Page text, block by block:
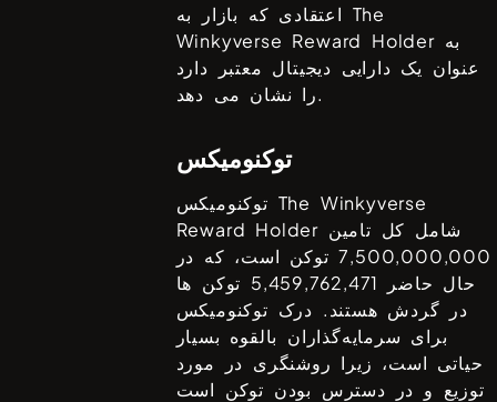
The
Winkyverse Reward Holderبه
عنوان یک دارایی دیجیتال معتبر دارد
را نشان می دهد.
توکنومیکس
The Winkyverse
Reward Holder شامل کل تامین
7,500,000,000توکن است، که در
حال حاضر 5,459,762,471 توکن ها
در گردش هستند. درک توکنومیکس
برای سرمایه‌گذاران بالقوه بسیار
حیاتی است، زیرا روشنگری در مورد
توزیع و در دسترس بودن توکن است